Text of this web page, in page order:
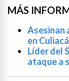
MÁS
Asesinan
en
Líder del
ataque a